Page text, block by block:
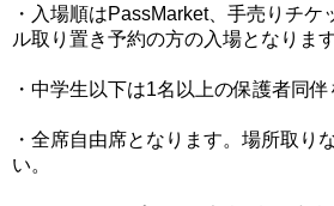
・入場順はPassMarket、手売りチケ
ル取り置き予約の方の入場となります
・中学生以下は1名以上の保護者同伴
・全席自由席となります。場所取り
い。